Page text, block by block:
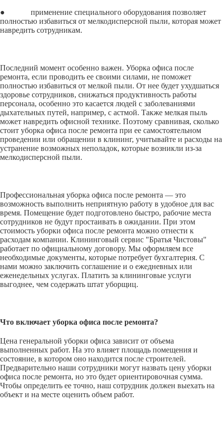
● применение специального оборудования позволяет
полностью избавиться от мелкодисперсной пыли, которая может
навредить сотрудникам.
Последний момент особенно важен. Уборка офиса после
ремонта, если проводить ее своими силами, не поможет
полностью избавиться от мелкой пыли. От нее будет ухудшаться
здоровье сотрудников, снижаться продуктивность работы
персонала, особенно это касается людей с заболеваниями
дыхательных путей, например, с астмой. Также мелкая пыль
может навредить офисной технике. Поэтому сравнивая, сколько
стоит уборка офиса после ремонта при ее самостоятельном
проведении или обращении в клининг, учитывайте и расходы на
устранение возможных неполадок, которые возникли из-за
мелкодисперсной пыли.
Профессиональная уборка офиса после ремонта — это
возможность выполнить неприятную работу в удобное для вас
время. Помещение будет подготовлено быстро, рабочие места
сотрудников не будут простаивать в ожидании. При этом
стоимость уборки офиса после ремонта можно отнести к
расходам компании. Клининговый сервис "Братья Чистовы"
работает по официальному договору. Мы оформляем все
необходимые документы, которые потребует бухгалтерия. С
нами можно заключить соглашение и о ежедневных или
еженедельных услугах. Платить за клининговые услуги
выгоднее, чем содержать штат уборщиц.
Что включает уборка офиса после ремонта?
Цена генеральной уборки офиса зависит от объема
выполненных работ. На это влияет площадь помещения и
состояние, в котором оно находится после строителей.
Предварительно наши сотрудники могут назвать цену уборки
офиса после ремонта, но это будет ориентировочная сумма.
Чтобы определить ее точно, наш сотрудник должен выехать на
объект и на месте оценить объем работ.